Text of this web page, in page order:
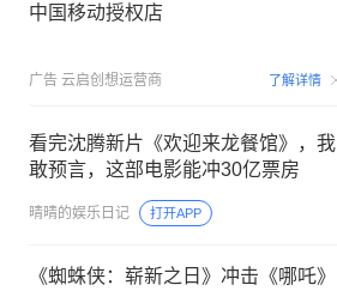
中国移动授权店
广告 云启创想运营商 了解详情
看完沈腾新片《欢迎来龙餐馆》，我
敢预言，这部电影能冲30亿票房
晴晴的娱乐日记 打开APP
《蜘蛛侠：崭新之日》冲击《哪吒》